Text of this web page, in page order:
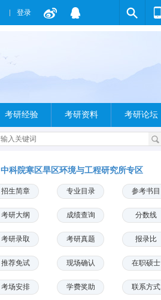
登录
考研经验 考研资料 考研论坛
中科院寒区旱区环境与工程研究所专区
招生简章 专业目录 参考书目
考研大纲 成绩查询 分数线
考研录取 考研真题 报录比
推荐免试 现场确认 在职硕士
考场安排 学费奖助 联系方式